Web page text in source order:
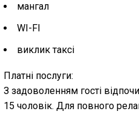
мангал
WI-FI
виклик таксі
Платні послуги:
З задоволенням гості
15 чоловік. Для повного